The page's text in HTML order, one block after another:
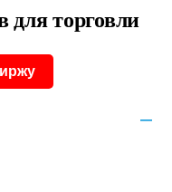
для торговли